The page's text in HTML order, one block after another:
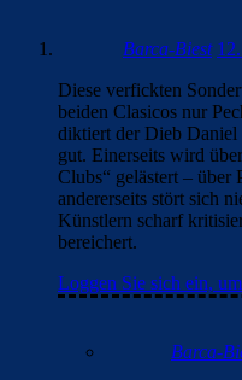
Barca-Biest
Diese verfickten
beiden Clasicos nur
diktiert der Dieb Daniel
gut. Einerseits wird
Clubs“ gelästert – über
andererseits stört sich
Künstlern scharf
bereichert.
Loggen Sie sich ein,
Barca-